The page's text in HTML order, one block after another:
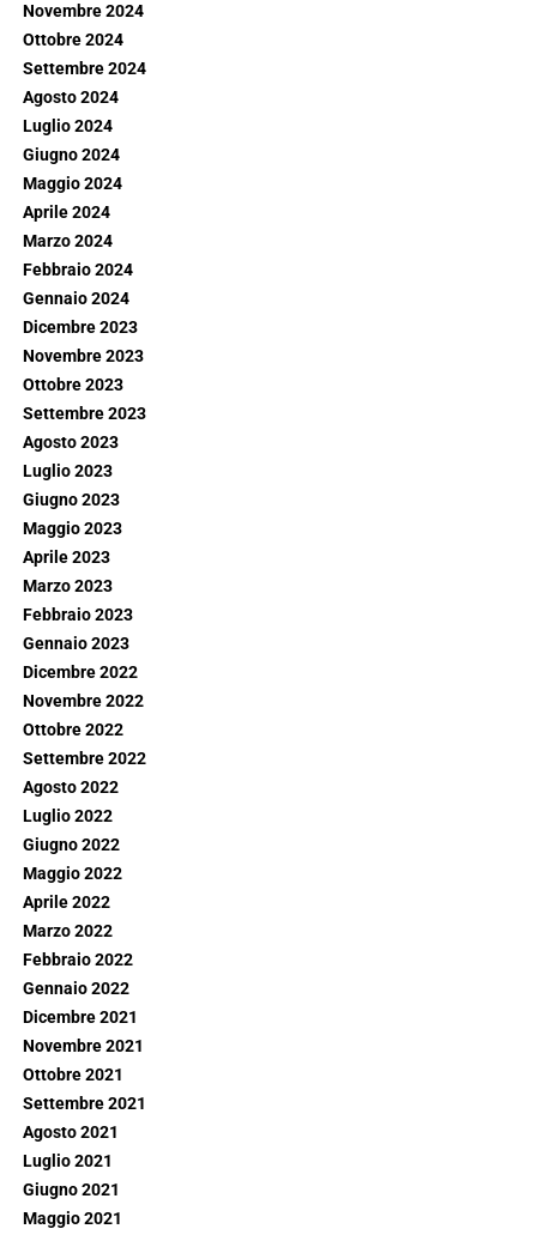
Novembre 2024
Ottobre 2024
Settembre 2024
Agosto 2024
Luglio 2024
Giugno 2024
Maggio 2024
Aprile 2024
Marzo 2024
Febbraio 2024
Gennaio 2024
Dicembre 2023
Novembre 2023
Ottobre 2023
Settembre 2023
Agosto 2023
Luglio 2023
Giugno 2023
Maggio 2023
Aprile 2023
Marzo 2023
Febbraio 2023
Gennaio 2023
Dicembre 2022
Novembre 2022
Ottobre 2022
Settembre 2022
Agosto 2022
Luglio 2022
Giugno 2022
Maggio 2022
Aprile 2022
Marzo 2022
Febbraio 2022
Gennaio 2022
Dicembre 2021
Novembre 2021
Ottobre 2021
Settembre 2021
Agosto 2021
Luglio 2021
Giugno 2021
Maggio 2021